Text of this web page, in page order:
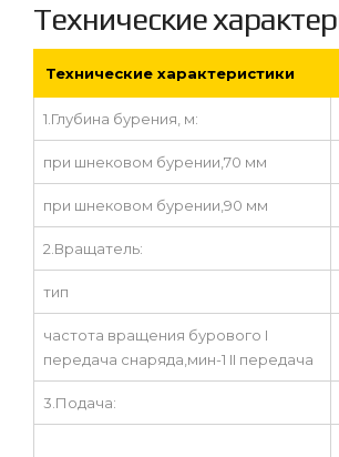
Технические
Технические характеристики
1.Глубина бурения, м:
при шнековом бурении,70 мм
при шнековом бурении,90 мм
2.Вращатель:
тип
частота вращения бурового I
передача снаряда,мин-1 II передача
3.Подача: